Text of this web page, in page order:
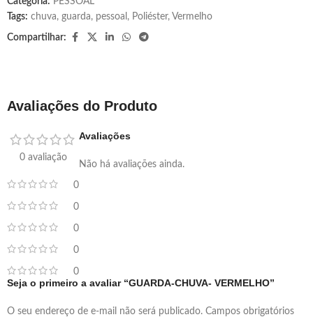
Tags: chuva, guarda, pessoal , Poliéster, Vermelho
Compartilhar:
Avaliações do Produto
0 avaliação
0
0
0
0
0
Avaliações
Não há avaliações ainda.
Seja o primeiro a avaliar “GUARDA-CHUVA- VERMELHO”
O seu endereço de e-mail não será publicado. Campos obrigatórios